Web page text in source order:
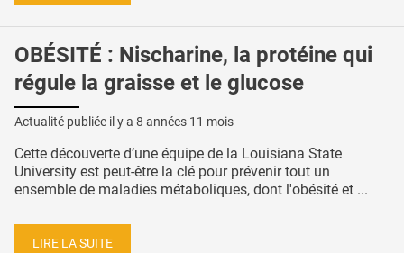
OBÉSITÉ : Nischarine, la protéine qui
régule la graisse et le glucose
Actualité publiée il y a 8 années 11 mois
Cette découverte d’une équipe de la Louisiana State
University est peut-être la clé pour prévenir tout un
ensemble de maladies métaboliques, dont l'obésité et ...
LIRE LA SUITE